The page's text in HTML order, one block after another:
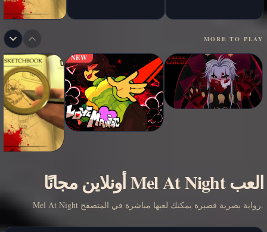
MORE TO PLAY
NEW
العب Mel At Night أونلاين مجانًا
Mel At Night رواية بصرية قصيرة يمكنك لعبها مباشرة في المتصفح.